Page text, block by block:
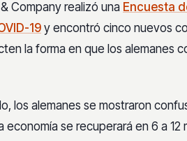
Company realizó una Encuesta
19y encontró cinco nuevos
la forma en que los alemanes
los alemanes se mostraron
se recuperará en 6 a 12